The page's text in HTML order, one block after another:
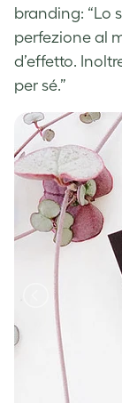
branding: “Lo
perfezione al
d’effetto.
per sé.”